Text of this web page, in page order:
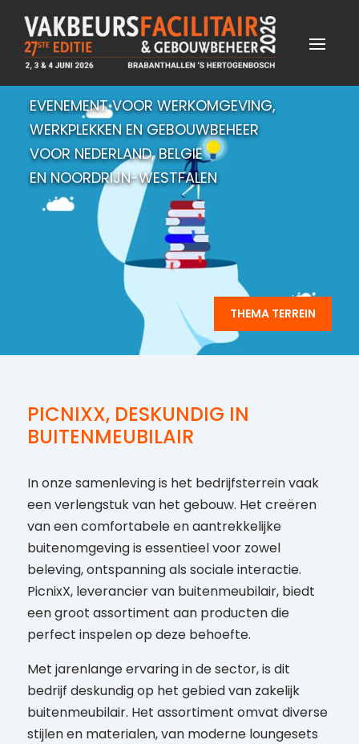
EVENEMENT VOOR WERKOMGEVING,
WERKPLEKKEN EN GEBOUWBEHEER
VOOR NEDERLAND, BELGIË
EN NOORDRIJN-WESTFALEN
THEMA TERREIN
PICNIXX, DESKUNDIG IN
BUITENMEUBILAIR
In onze samenleving is het bedrijfsterrein vaak
een verlengstuk van het gebouw. Het creëren
van een comfortabele en aantrekkelijke
buitenomgeving is essentieel voor zowel
beleving, ontspanning als sociale interactie.
PicnixX, leverancier van buitenmeubilair, biedt
een groot assortiment aan producten die
perfect inspelen op deze behoefte.
Met jarenlange ervaring in de sector, is dit
bedrijf deskundig op het gebied van zakelijk
buitenmeubilair. Het assortiment omvat diverse
stijlen en materialen, van moderne loungesets